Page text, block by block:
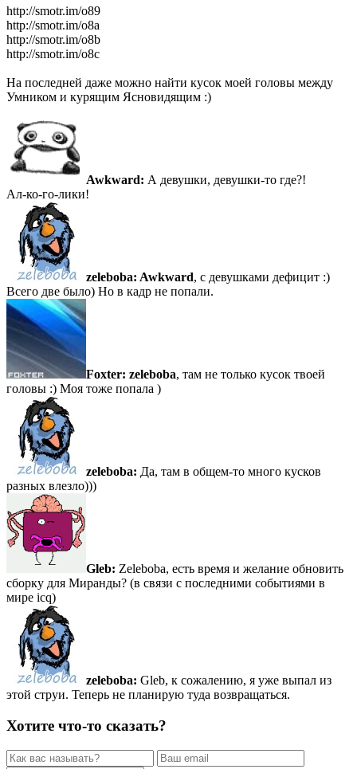
http://smotr.im/o89
http://smotr.im/o8a
http://smotr.im/o8b
http://smotr.im/o8c
На последней даже можно найти кусок моей головы между
Умником и курящим Ясновидящим :)
Awkward: А девушки, девушки-то где?!
Ал-ко-го-лики!
zeleboba: Awkward, с девушками дефицит :)
Всего две было) Но в кадр не попали.
Foxter: zeleboba, там не только кусок твоей
головы :) Моя тоже попала )
zeleboba: Да, там в общем-то много кусков
разных влезло)))
Gleb: Zeleboba, есть время и желание обновить
сборку для Миранды? (в связи с последними событиями в
мире icq)
zeleboba: Gleb, к сожалению, я уже выпал из
этой струи. Теперь не планирую туда возвращаться.
Хотите что-то сказать?